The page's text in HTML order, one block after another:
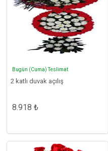
Bugün (Cuma) Teslimat
2 katlı duvak açılış
8.918 ₺